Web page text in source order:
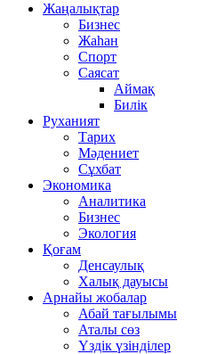
Жаңалықтар
Бизнес
Жаһан
Спорт
Саясат
Аймақ
Билік
Руханият
Тарих
Мәдениет
Сұхбат
Экономика
Аналитика
Бизнес
Экология
Қоғам
Денсаулық
Халық дауысы
Арнайы жобалар
Абай тағылымы
Аталы сөз
Үздік үзінділер